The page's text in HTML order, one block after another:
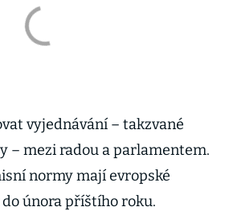
vyjednávání – takzvané
– mezi radou a parlamentem.
normy mají evropské
února příštího roku.